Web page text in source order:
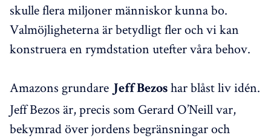
skulle flera miljoner människor kunna bo.
Valmöjligheterna är betydligt fler och vi kan
konstruera en rymdstation utefter våra behov.
Amazons grundare Jeff Bezos har blåst liv idén.
Jeff Bezos är, precis som Gerard O’Neill var,
bekymrad över jordens begränsningar och